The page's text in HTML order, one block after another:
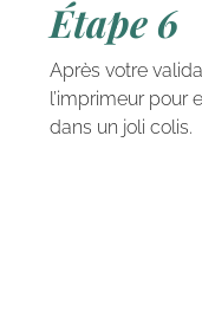
Étape 6
Après votre
l’imprimeur pour
dans un joli colis.